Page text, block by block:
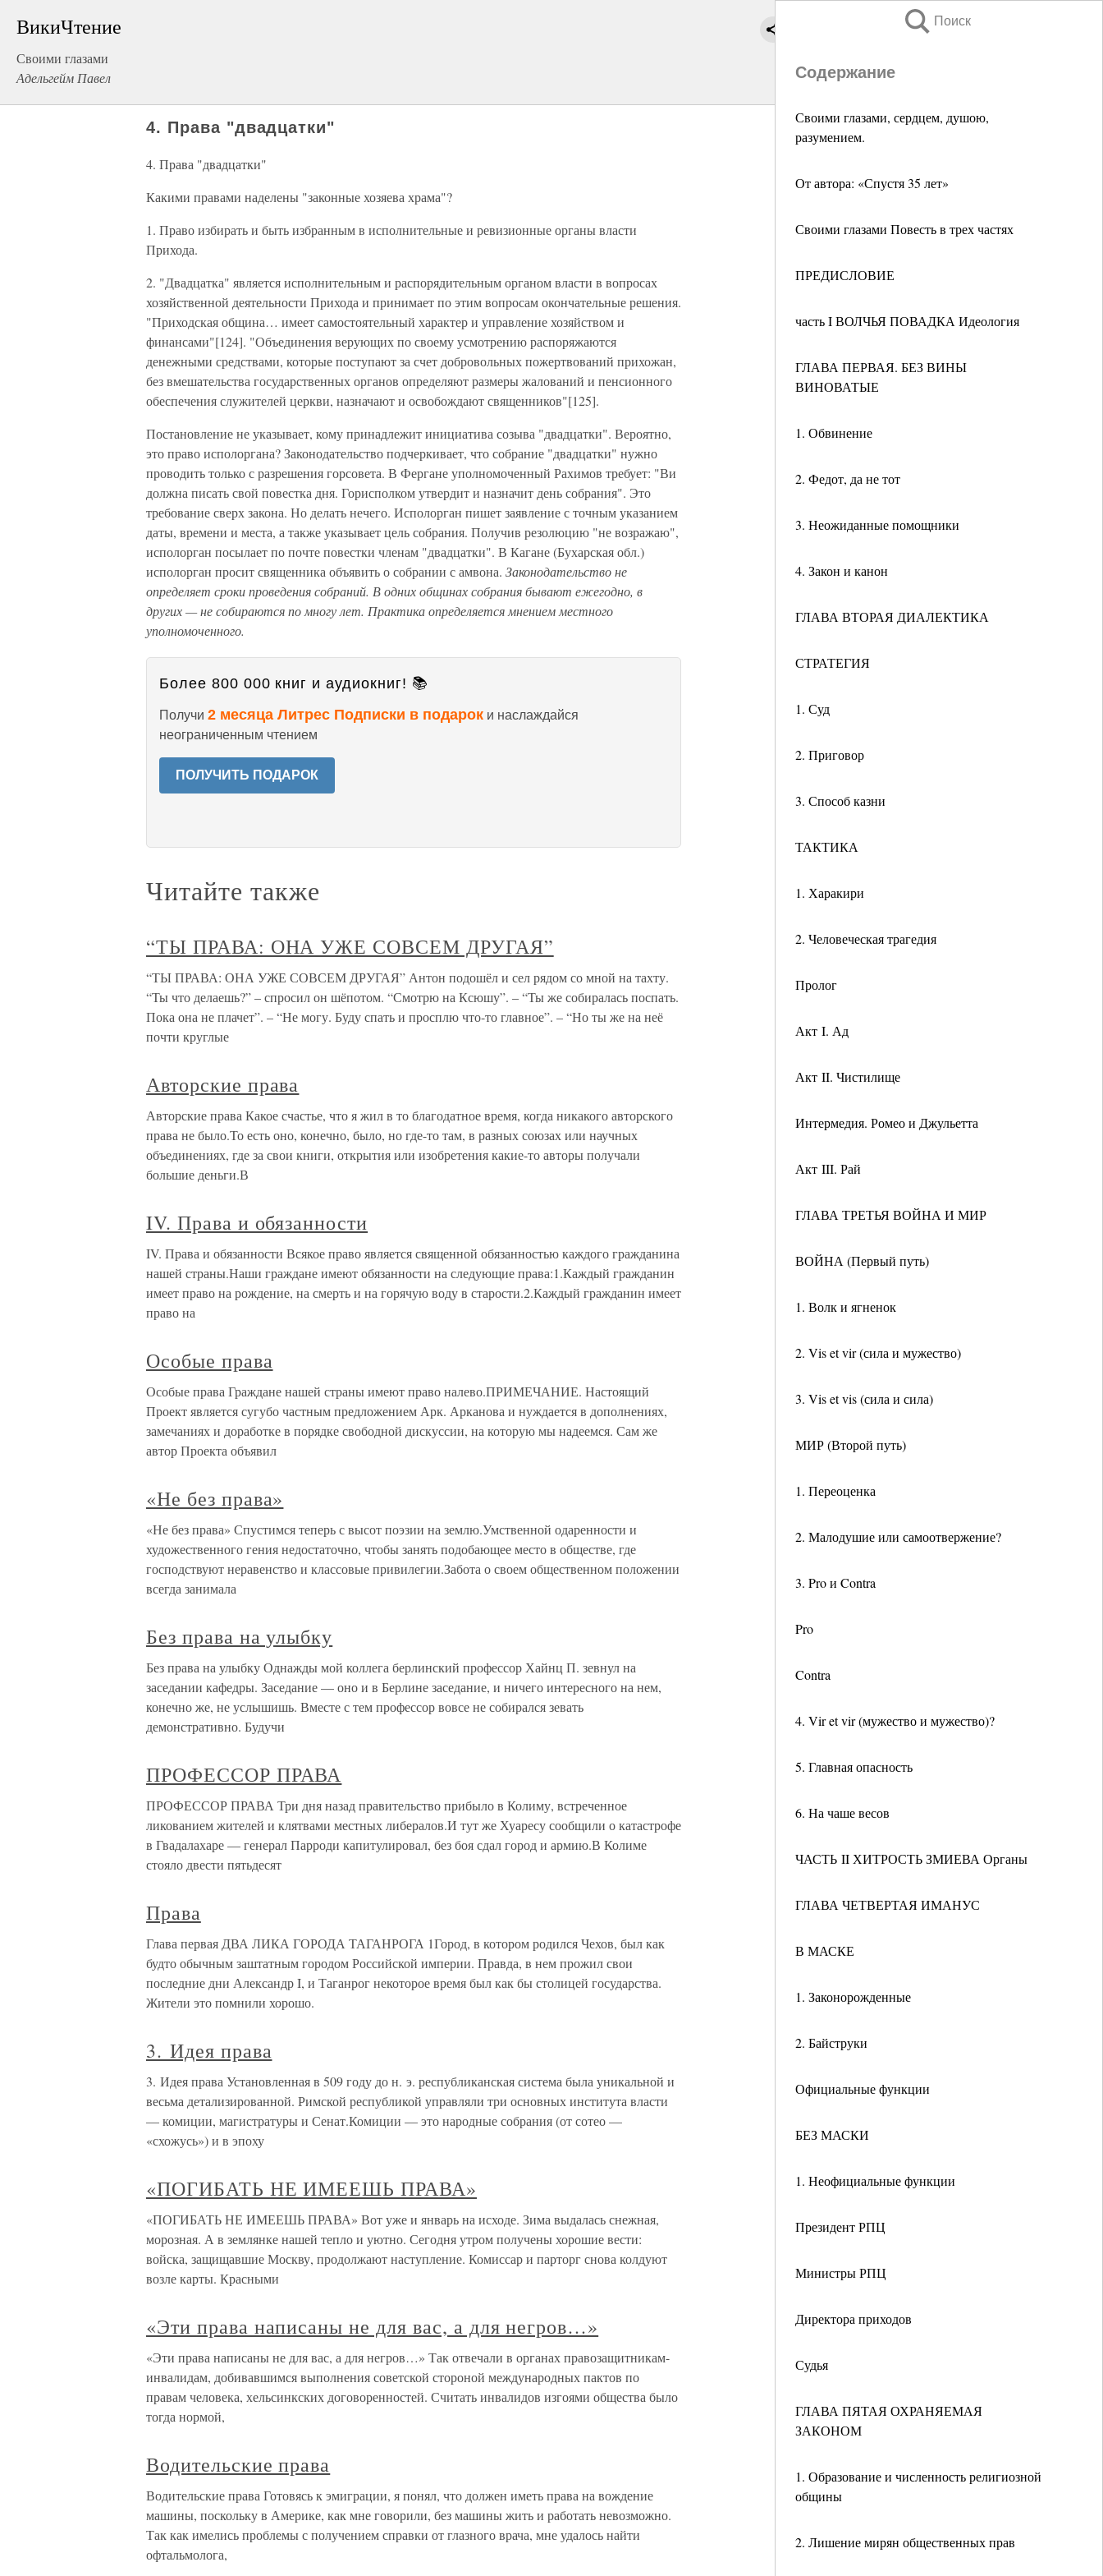
ВикиЧтение
Своими глазами
Адельгейм Павел
Поиск
Содержание
Своими глазами, сердцем, душою,
разумением.
От автора: «Спустя 35 лет»
Своими глазами Повесть в трех частях
ПРЕДИСЛОВИЕ
часть I ВОЛЧЬЯ ПОВАДКА Идеология
ГЛАВА ПЕРВАЯ. БЕЗ ВИНЫ
ВИНОВАТЫЕ
1. Обвинение
2. Федот, да не тот
3. Неожиданные помощники
4. Закон и канон
ГЛАВА ВТОРАЯ ДИАЛЕКТИКА
СТРАТЕГИЯ
1. Суд
2. Приговор
3. Способ казни
ТАКТИКА
1. Харакири
2. Человеческая трагедия
Пролог
Акт I. Ад
Акт II. Чистилище
Интермедия. Ромео и Джульетта
Акт III. Рай
ГЛАВА ТРЕТЬЯ ВОЙНА И МИР
ВОЙНА (Первый путь)
1. Волк и ягненок
2. Vis et vir (сила и мужество)
3. Vis et vis (сила и сила)
МИР (Второй путь)
1. Переоценка
2. Малодушие или самоотвержение?
3. Pro и Contra
Pro
Contra
4. Vir et vir (мужество и мужество)?
5. Главная опасность
6. На чаше весов
ЧАСТЬ II ХИТРОСТЬ ЗМИЕВА Органы
ГЛАВА ЧЕТВЕРТАЯ ИМАНУС
В МАСКЕ
1. Законорожденные
2. Байструки
Официальные функции
БЕЗ МАСКИ
1. Неофициальные функции
Президент РПЦ
Министры РПЦ
Директора приходов
Судья
ГЛАВА ПЯТАЯ ОХРАНЯЕМАЯ
ЗАКОНОМ
1. Образование и численность религиозной
общины
2. Лишение мирян общественных прав
4. Права "двадцатки"
4. Права "двадцатки"
Какими правами наделены "законные хозяева храма"?
1. Право избирать и быть избранным в исполнительные и ревизионные органы власти
Прихода.
2. "Двадцатка" является исполнительным и распорядительным органом власти в вопросах
хозяйственной деятельности Прихода и принимает по этим вопросам окончательные решения.
"Приходская община… имеет самостоятельный характер и управление хозяйством и
финансами"[124]. "Объединения верующих по своему усмотрению распоряжаются
денежными средствами, которые поступают за счет добровольных пожертвований прихожан,
без вмешательства государственных органов определяют размеры жалований и пенсионного
обеспечения служителей церкви, назначают и освобождают священников"[125].
Постановление не указывает, кому принадлежит инициатива созыва "двадцатки". Вероятно,
это право исполоргана? Законодательство подчеркивает, что собрание "двадцатки" нужно
проводить только с разрешения горсовета. В Фергане уполномоченный Рахимов требует: "Ви
должна писать свой повестка дня. Горисполком утвердит и назначит день собрания". Это
требование сверх закона. Но делать нечего. Исполорган пишет заявление с точным указанием
даты, времени и места, а также указывает цель собрания. Получив резолюцию "не возражаю",
исполорган посылает по почте повестки членам "двадцатки". В Кагане (Бухарская обл.)
исполорган просит священника объявить о собрании с амвона. Законодательство не
определяет сроки проведения собраний. В одних общинах собрания бывают ежегодно, в
других — не собираются по многу лет. Практика определяется мнением местного
уполномоченного.
Более 800 000 книг и аудиокниг! 📚
Получи 2 месяца Литрес Подписки в подарок и наслаждайся
неограниченным чтением
ПОЛУЧИТЬ ПОДАРОК
Читайте также
“ТЫ ПРАВА: ОНА УЖЕ СОВСЕМ ДРУГАЯ”
“ТЫ ПРАВА: ОНА УЖЕ СОВСЕМ ДРУГАЯ” Антон подошёл и сел рядом со мной на тахту.
“Ты что делаешь?” – спросил он шёпотом. “Смотрю на Ксюшу”. – “Ты же собиралась поспать.
Пока она не плачет”. – “Не могу. Буду спать и просплю что-то главное”. – “Но ты же на неё
почти круглые
Авторские права
Авторские права Какое счастье, что я жил в то благодатное время, когда никакого авторского
права не было.То есть оно, конечно, было, но где-то там, в разных союзах или научных
объединениях, где за свои книги, открытия или изобретения какие-то авторы получали
большие деньги.В
IV. Права и обязанности
IV. Права и обязанности Всякое право является священной обязанностью каждого гражданина
нашей страны.Наши граждане имеют обязанности на следующие права:1.Каждый гражданин
имеет право на рождение, на смерть и на горячую воду в старости.2.Каждый гражданин имеет
право на
Особые права
Особые права Граждане нашей страны имеют право налево.ПРИМЕЧАНИЕ. Настоящий
Проект является сугубо частным предложением Арк. Арканова и нуждается в дополнениях,
замечаниях и доработке в порядке свободной дискуссии, на которую мы надеемся. Сам же
автор Проекта объявил
«Не без права»
«Не без права» Спустимся теперь с высот поэзии на землю.Умственной одаренности и
художественного гения недостаточно, чтобы занять подобающее место в обществе, где
господствуют неравенство и классовые привилегии.Забота о своем общественном положении
всегда занимала
Без права на улыбку
Без права на улыбку Однажды мой коллега берлинский профессор Хайнц П. зевнул на
заседании кафедры. Заседание — оно и в Берлине заседание, и ничего интересного на нем,
конечно же, не услышишь. Вместе с тем профессор вовсе не собирался зевать
демонстративно. Будучи
ПРОФЕССОР ПРАВА
ПРОФЕССОР ПРАВА Три дня назад правительство прибыло в Колиму, встреченное
ликованием жителей и клятвами местных либералов.И тут же Хуаресу сообщили о катастрофе
в Гвадалахаре — генерал Парроди капитулировал, без боя сдал город и армию.В Колиме
стояло двести пятьдесят
Права
Глава первая ДВА ЛИКА ГОРОДА ТАГАНРОГА 1Город, в котором родился Чехов, был как
будто обычным заштатным городом Российской империи. Правда, в нем прожил свои
последние дни Александр I, и Таганрог некоторое время был как бы столицей государства.
Жители это помнили хорошо.
3. Идея права
3. Идея права Установленная в 509 году до н. э. республиканская система была уникальной и
весьма детализированной. Римской республикой управляли три основных института власти
— комиции, магистратуры и Сенат.Комиции — это народные собрания (от сотео —
«схожусь») и в эпоху
«ПОГИБАТЬ НЕ ИМЕЕШЬ ПРАВА»
«ПОГИБАТЬ НЕ ИМЕЕШЬ ПРАВА» Вот уже и январь на исходе. Зима выдалась снежная,
морозная. А в землянке нашей тепло и уютно. Сегодня утром получены хорошие вести:
войска, защищавшие Москву, продолжают наступление. Комиссар и парторг снова колдуют
возле карты. Красными
«Эти права написаны не для вас, а для негров…»
«Эти права написаны не для вас, а для негров…» Так отвечали в органах правозащитникам-
инвалидам, добивавшимся выполнения советской стороной международных пактов по
правам человека, хельсинкских договоренностей. Считать инвалидов изгоями общества было
тогда нормой,
Водительские права
Водительские права Готовясь к эмиграции, я понял, что должен иметь права на вождение
машины, поскольку в Америке, как мне говорили, без машины жить и работать невозможно.
Так как имелись проблемы с получением справки от глазного врача, мне удалось найти
офтальмолога,